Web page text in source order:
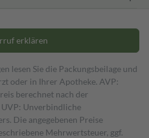
erklären
lesen Sie die Packungsbeilage und
oder in Ihrer Apotheke. AVP:
berechnet nach der
Unverbindliche
Die angegebenen Preise
Mehrwertsteuer, ggf.